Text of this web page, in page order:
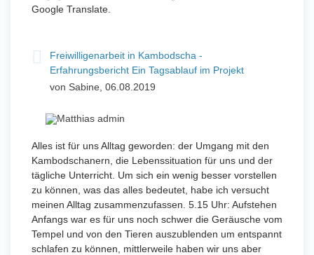
Google Translate.
Freiwilligenarbeit in Kambodscha -
Erfahrungsbericht Ein Tagsablauf im Projekt
von Sabine, 06.08.2019
Alles ist für uns Alltag geworden: der Umgang mit den
Kambodschanern, die Lebenssituation für uns und der
tägliche Unterricht. Um sich ein wenig besser vorstellen
zu können, was das alles bedeutet, habe ich versucht
meinen Alltag zusammenzufassen. 5.15 Uhr: Aufstehen
Anfangs war es für uns noch schwer die Geräusche vom
Tempel und von den Tieren auszublenden um entspannt
schlafen zu können, mittlerweile haben wir uns aber